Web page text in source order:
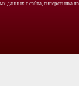
с сайта, гиперссылка